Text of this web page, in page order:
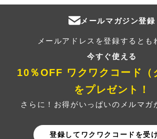
メールマガジン登録
メールアドレスを登録するとも
今すぐ使える
10％OFF ワクワクコード（
をプレゼント！
さらに！お得がいっぱいのメルマガ
登録してワクワクコードを受